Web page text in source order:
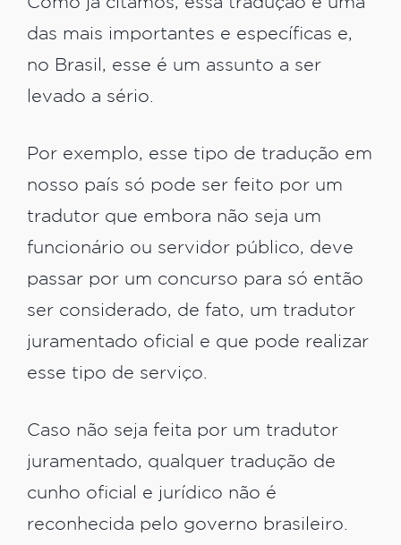
das mais importantes e específicas e,
no Brasil, esse é um assunto a ser
levado a sério.
Por exemplo, esse tipo de tradução em
nosso país só pode ser feito por um
tradutor que embora não seja um
funcionário ou servidor público, deve
passar por um concurso para só então
ser considerado, de fato, um tradutor
juramentado oficial e que pode realizar
esse tipo de serviço.
Caso não seja feita por um tradutor
juramentado, qualquer tradução de
cunho oficial e jurídico não é
reconhecida pelo governo brasileiro.